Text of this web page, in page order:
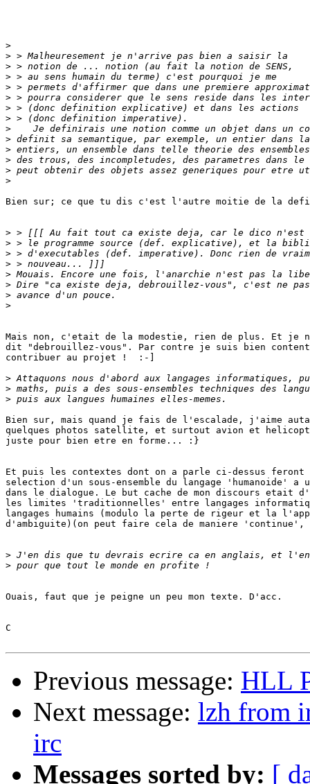
>
>
>
>
>
>
>
>
>
>
>
>
>
>
Bien sur; ce que tu dis c'est l'autre moitie de la
>
>
>
>
>
>
>
>
Mais non, c'etait de la modestie, rien de plus. Et je
dit "debrouillez-vous". Par contre je suis bien content
contribuer au projet !  :-]
>
>
>
Bien sur, mais quand je fais de l'escalade, j'aime
quelques photos satellite, et surtout avion et
juste pour bien etre en forme... :}
Et puis les contextes dont on a parle ci-dessus feront
selection d'un sous-ensemble du langage 'humanoide'
dans le dialogue. Le but cache de mon discours etait
les limites 'traditionnelles' entre langages
langages humains (modulo la perte de rigeur et la
d'ambiguite)(on peut faire cela de maniere
> J'en dis que tu devrais ecrire ca en anglais, et
>
Ouais, faut que je peigne un peu mon texte. D'acc.
C
Previous message: HLL
Next message: lzh from
irc
Messages sorted by: [